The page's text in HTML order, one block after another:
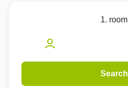
1. room
Search